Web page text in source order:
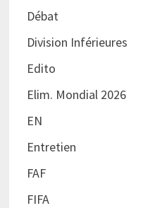
Débat
Division Inférieures
Edito
Elim. Mondial 2026
EN
Entretien
FAF
FIFA